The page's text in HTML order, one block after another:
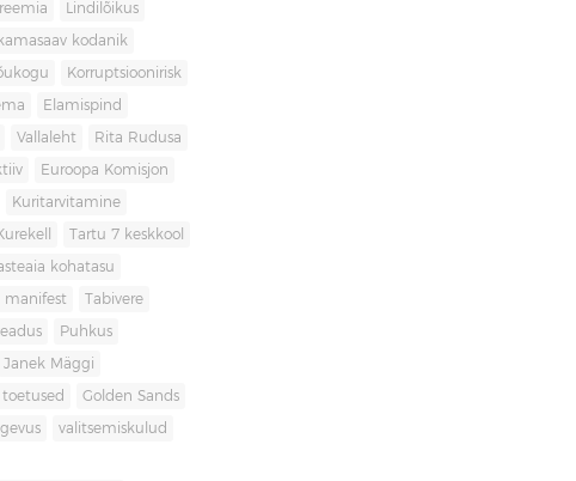
Lindilõikus
kodanik
Korruptsioonirisk
Elamispind
Vallaleht Rita Rudusa
Euroopa Komisjon
Kuritarvitamine
Tartu 7 keskkool
kohatasu
manifest Tabivere
Puhkus
Janek Mäggi
Golden Sands
valitsemiskulud